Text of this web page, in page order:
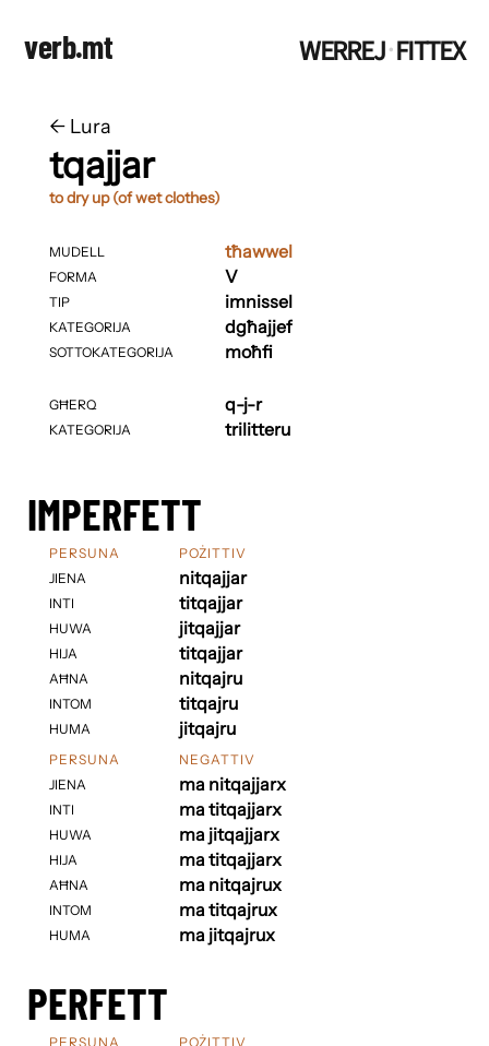
verb.mt WERREJ·FITTEX
← ​​Lura
tqajjar
to dry up (of wet clothes)
MUDELL
FORMA
TIP
KATEGORIJA
SOTTOKATEGORIJA
GĦERQ
KATEGORIJA
tħawwel
V
imnissel
dgħajjef
moħfi
q-j-r
trilitteru
IMPERFETT
PERSUNA
JIENA
INTI
HUWA
HIJA
AĦNA
INTOM
HUMA
POŻITTIV
nitqajjar
titqajjar
jitqajjar
titqajjar
nitqajru
titqajru
jitqajru
PERSUNA
JIENA
INTI
HUWA
HIJA
AĦNA
INTOM
HUMA
NEGATTIV
ma nitqajjarx
ma titqajjarx
ma jitqajjarx
ma titqajjarx
ma nitqajrux
ma titqajrux
ma jitqajrux
PERFETT
PERSUNA
POŻITTIV